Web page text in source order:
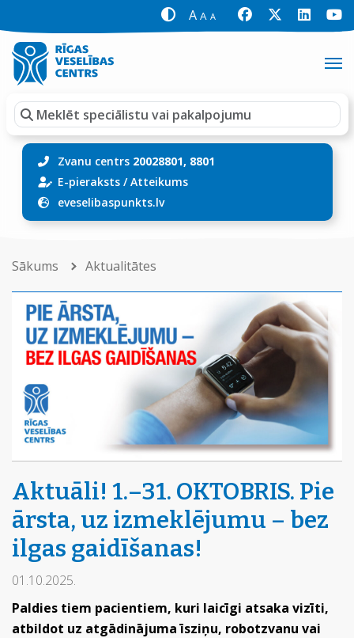
A A A
Zvanu centrs 20028801, 8801
E-pieraksts/Atteikums
eveselibaspunkts.lv
Sākums Aktualitātes
Aktuāli! 1.–31. OKTOBRIS. Pie
ārsta, uz izmeklējumu – bez
ilgas gaidīšanas!
01.10.2025.
Paldies tiem pacientiem, kuri laicīgi atsaka vizīti,
atbildot uz atgādinājuma īsziņu, robotzvanu vai